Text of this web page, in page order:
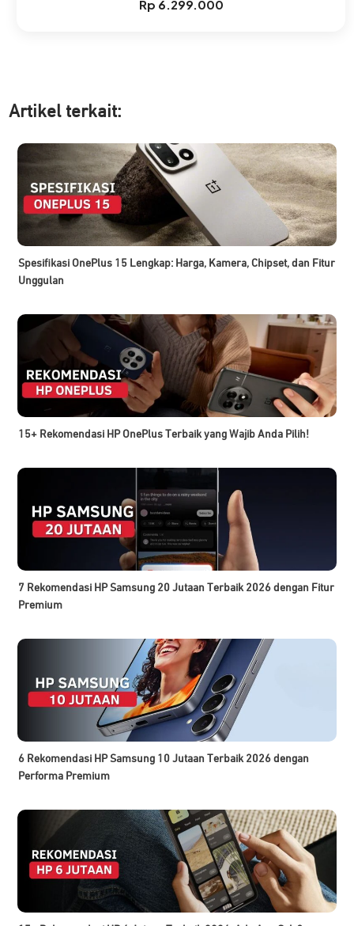
Rp 6.299.000
Artikel terkait:
Spesifikasi OnePlus 15 Lengkap: Harga, Kamera, Chipset, dan Fitur
Unggulan
15+ Rekomendasi HP OnePlus Terbaik yang Wajib Anda Pilih!
7 Rekomendasi HP Samsung 20 Jutaan Terbaik 2026 dengan Fitur
Premium
6 Rekomendasi HP Samsung 10 Jutaan Terbaik 2026 dengan
Performa Premium